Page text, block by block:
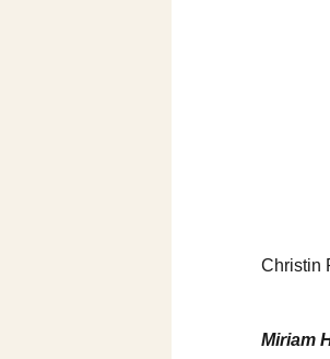
Christin
Miriam